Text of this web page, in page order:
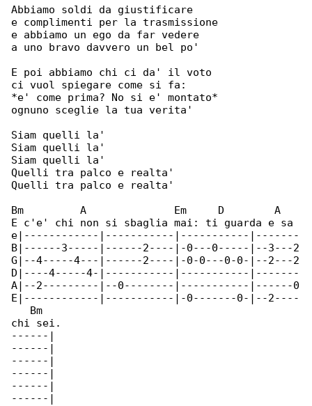
Abbiamo soldi da giustificare
e complimenti per la trasmissione
e abbiamo un ego da far vedere
a uno bravo davvero un bel po'
E poi abbiamo chi ci da' il voto
ci vuol spiegare come si fa:
*e' come prima? No si e' montato*
ognuno sceglie la tua verita'
Siam quelli la'
Siam quelli la'
Siam quelli la'
Quelli tra palco e realta'
Quelli tra palco e realta'
Bm         A              Em     D        A
E c'e' chi non si sbaglia mai: ti guarda e sa
e|------------|-----------|-----------|-------
B|------3-----|------2----|-0---0-----|--3---2
G|--4-----4---|------2----|-0-0---0-0-|--2---2
D|----4-----4-|-----------|-----------|-------
A|--2---------|--0--------|-----------|------0
E|------------|-----------|-0-------0-|--2----
   Bm
chi sei.
------|
------|
------|
------|
------|
------|